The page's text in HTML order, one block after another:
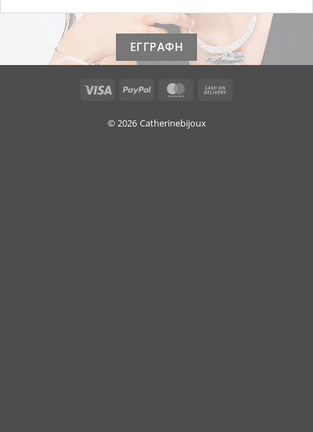
Visa PayPal MasterCard
© 2026 Catherinebijoux